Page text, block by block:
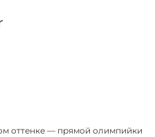
оттенке — прямой олимпийки